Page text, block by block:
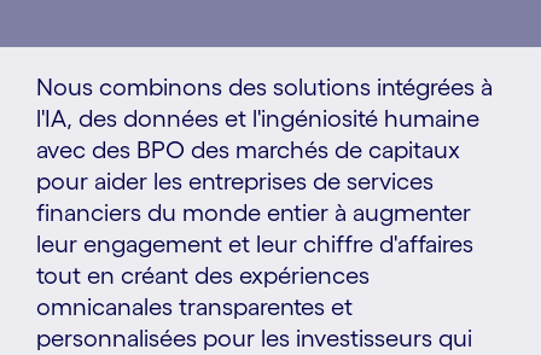
Nous combinons des solutions intégrées à
l'IA, des données et l'ingéniosité humaine
avec des BPO des marchés de capitaux
pour aider les entreprises de services
financiers du monde entier à augmenter
leur engagement et leur chiffre d'affaires
tout en créant des expériences
omnicanales transparentes et
personnalisées pour les investisseurs qui